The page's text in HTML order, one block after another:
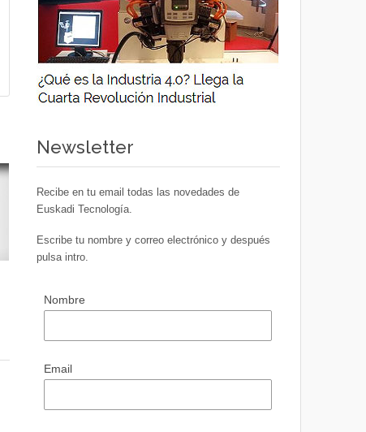
Newsletter
Recibe en tu email todas las novedades de
Euskadi Tecnología.
Escribe tu nombre y correo electrónico y después
pulsa intro.
Nombre
Email